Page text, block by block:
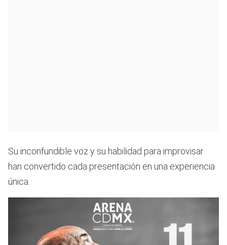
Su inconfundible voz y su habilidad para improvisar
han convertido cada presentación en una experiencia
única.